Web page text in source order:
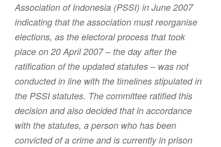
Association of Indonesia (PSSI) in June 2007
indicating that the association must reorganise
elections, as the electoral process that took
place on 20 April 2007 – the day after the
ratification of the updated statutes – was not
conducted in line with the timelines stipulated in
the PSSI statutes. The committee ratified this
decision and also decided that in accordance
with the statutes, a person who has been
convicted of a crime and is currently in prison